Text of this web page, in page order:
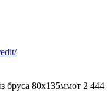
бруса 80х135ммот 2 444